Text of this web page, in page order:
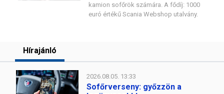
kamion sofőrök számára. A fődíj: 1000
euró értékű Scania Webshop utalvány.
Hírajánló
2026.08.05. 13:33
Sofőrverseny: győzzön a